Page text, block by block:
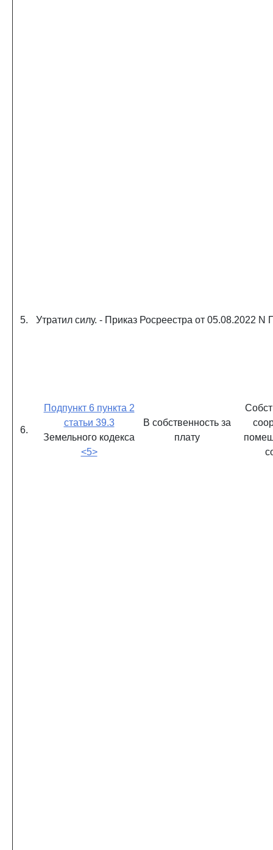
5. Утратил силу. - Приказ Росреестра от 05.08.2022 N
6.
Подпункт 6 пункта 2
статьи 39.3
Земельного кодекса
<5>
В собственность за
плату